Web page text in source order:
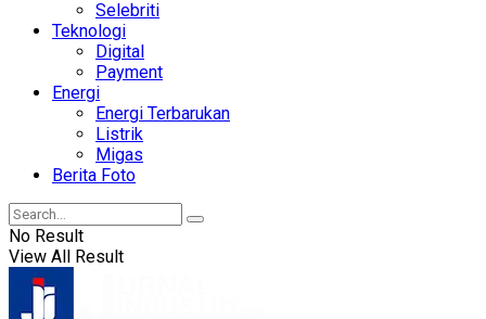
Selebriti
Teknologi
Digital
Payment
Energi
Energi Terbarukan
Listrik
Migas
Berita Foto
No Result
View All Result